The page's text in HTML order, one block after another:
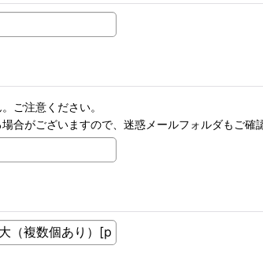
ご注意ください。
合がございますので、迷惑メールフォルダもご確